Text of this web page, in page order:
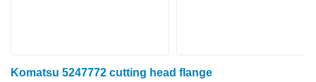
Komatsu 5247772 cutting head flange